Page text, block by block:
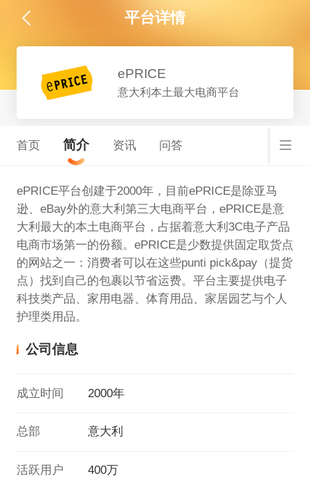
平台详情
ePRICE
意大利本土最大电商平台
首页 简介 资讯 问答
ePRICE平台创建于2000年，目前ePRICE是除亚马
逊、eBay外的意大利第三大电商平台，ePRICE是意
大利最大的本土电商平台，占据着意大利3C电子产品
电商市场第一的份额。ePRICE是少数提供固定取货点
的网站之一：消费者可以在这些punti pick&pay（提货
点）找到自己的包裹以节省运费。平台主要提供电子
科技类产品、家用电器、体育用品、家居园艺与个人
护理类用品。
公司信息
成立时间 2000年
总部 意大利
活跃用户 400万